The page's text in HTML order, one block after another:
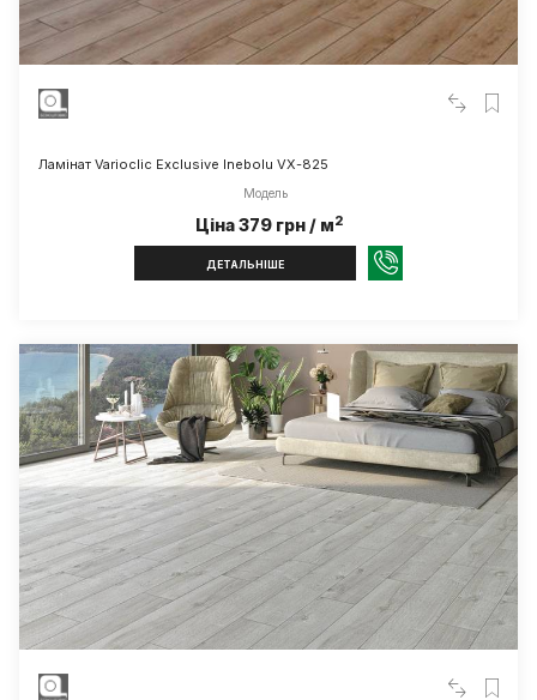
Ламінат Varioclic Exclusive Inebolu VX-825
Модель
Ціна 379 грн / м2
ДЕТАЛЬНІШЕ